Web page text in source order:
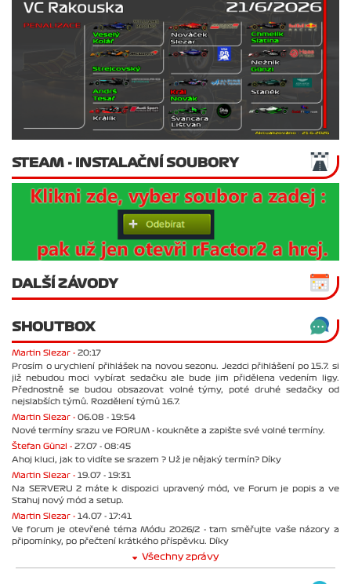
STEAM - INSTALAČNÍ SOUBORY
DALŠÍ ZÁVODY
SHOUTBOX
Martin Slezar - 20:17
Prosím o urychlení přihlášek na novou sezonu. Jezdci přihlášení po 15.7. si
již nebudou moci vybírat sedačku ale bude jim přidělena vedením ligy.
Přednostně se budou obsazovat volné týmy, poté druhé sedačky od
nejslabších týmů. Rozdělení týmů 16.7.
Martin Slezar - 06.08 - 19:54
Nové termíny srazu ve FORUM - koukněte a zapište své volné termíny.
Štefan Günzl - 27.07 - 08:45
Ahoj kluci, jak to vidíte se srazem ? Už je nějaký termín? Díky
Martin Slezar - 19.07 - 19:31
Na SERVERU 2 máte k dispozici upravený mód, ve Forum je popis a ve
Stahuj nový mód a setup.
Martin Slezar - 14.07 - 17:41
Ve forum je otevřené téma Módu 2026/2 - tam směřujte vaše názory a
připomínky, po přečtení krátkého příspěvku. Díky
Všechny zprávy